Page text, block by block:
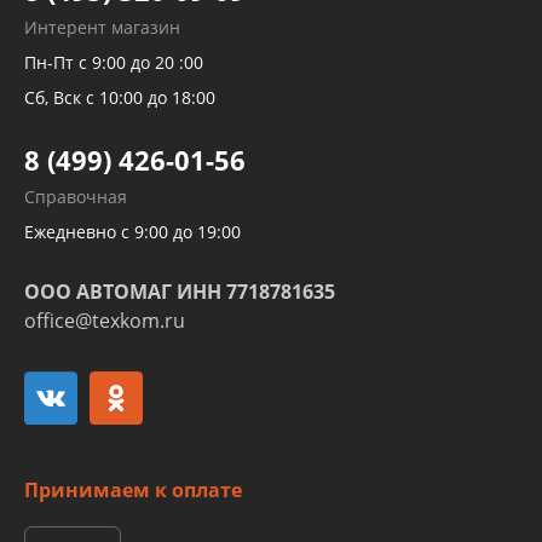
Рукавов гидроусилителей
Рукавов компрессоров и турбин
Трубок кондиционеров
Развертка пайка медных стальных
алюминиевых трубок и штуцеров
Интерент магазин
Пн-Пт с 9:00 до 20 :00
Сб, Вск с 10:00 до 18:00
8 (499) 426-01-56
Справочная
Ежедневно с 9:00 до 19:00
ООО АВТОМАГ ИНН 7718781635
office@texkom.ru
Принимаем к оплате